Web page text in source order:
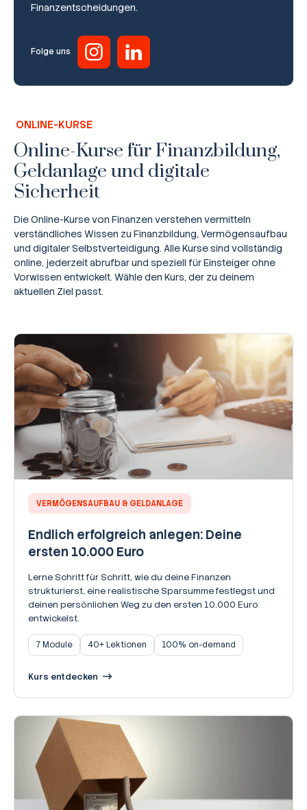
Ratgeber
Online Kurse
Finanzentscheidungen.
Folge uns
ONLINE-KURSE
Online-Kurse für Finanzbildung,
Geldanlage und digitale
Sicherheit
Die Online-Kurse von Finanzen verstehen vermitteln
verständliches Wissen zu Finanzbildung, Vermögensaufbau
und digitaler Selbstverteidigung. Alle Kurse sind vollständig
online, jederzeit abrufbar und speziell für Einsteiger ohne
Vorwissen entwickelt. Wähle den Kurs, der zu deinem
aktuellen Ziel passt.
VERMÖGENSAUFBAU & GELDANLAGE
Endlich erfolgreich anlegen: Deine
ersten 10.000 Euro
Lerne Schritt für Schritt, wie du deine Finanzen
strukturierst, eine realistische Sparsumme festlegst und
deinen persönlichen Weg zu den ersten 10.000 Euro
entwickelst.
7 Module 40+ Lektionen 100% on-demand
Kurs entdecken